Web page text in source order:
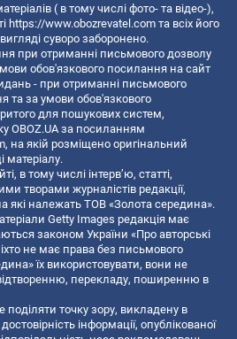
( в тому числі фото- та відео-),
https://www.obozrevatel.com та всіх його
суворо заборонено.
при отриманні письмового дозволу
обов'язкового посилання на сайт
- при отриманні письмового
та за умови обов'язкового
для пошукових систем,
OBOZ.UA за посиланням
, на якій розміщено оригінальний
матеріалу.
в тому числі інтерв’ю, статті,
творами журналістів редакції,
які належать ТОВ «Золота середина».
Getty Images редакція має
законом України «Про авторські
не має права без письмового
їх використовувати, вони не
перекладу, поширенню в
поділяти точку зору, викладену в
інформації, опублікованої